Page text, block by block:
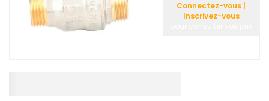
Connectez-vous |
Inscrivez-vous